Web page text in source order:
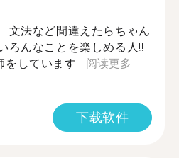
文法など間違えたらちゃん
ろんなことを楽しめる人‼︎
をしています...阅读更多
下载软件